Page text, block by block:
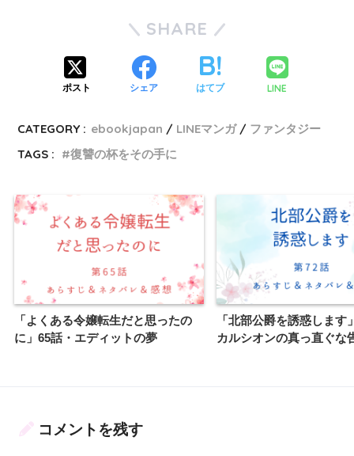
SHARE
ポスト シェア はてブ LINE
CATEGORY : ebookjapan LINEマンガ
ファンタジー
TAGS :
復讐の杯をその手に
「よくある令嬢転生だと思ったの
に」65話・エディットの夢
「北部公爵を誘惑します
カルシオンの真っ直ぐな
コメントを残す